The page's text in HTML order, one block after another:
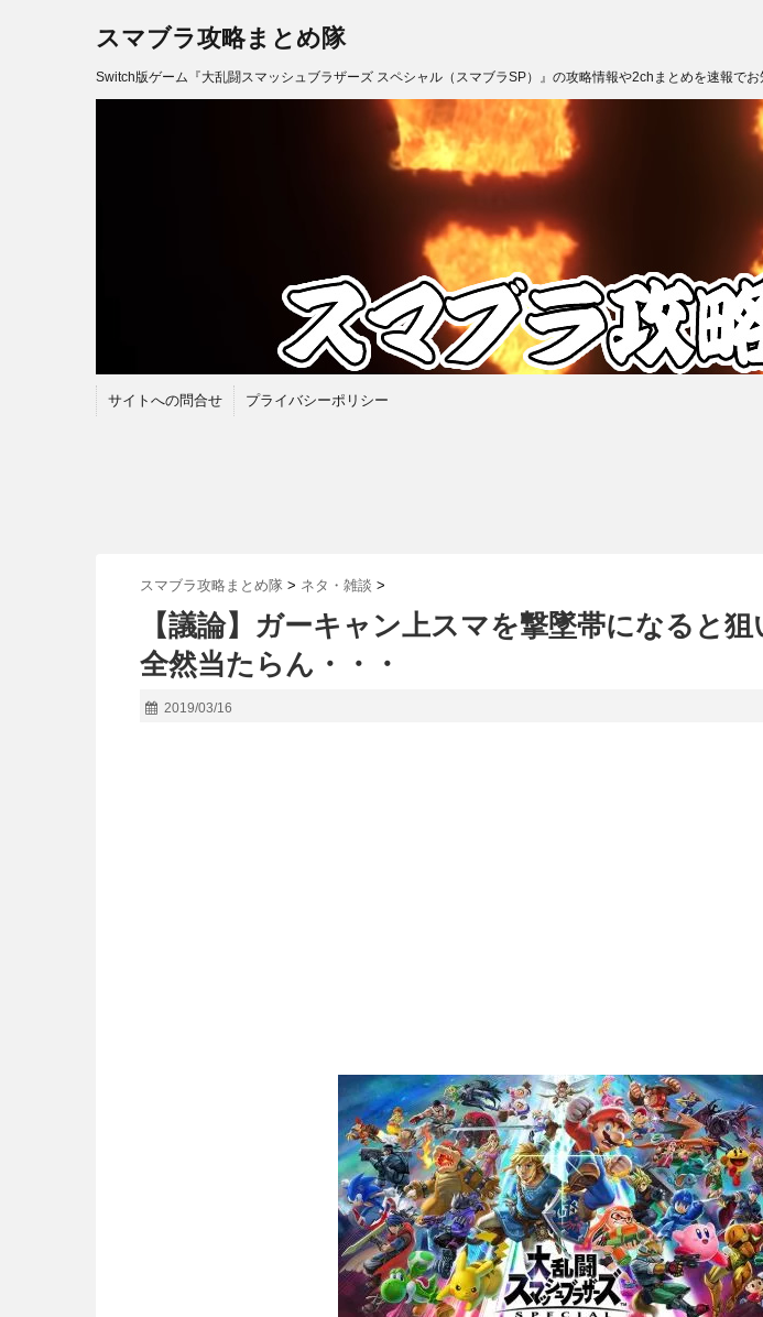
スマブラ攻略まとめ隊
Switch版ゲーム『大乱闘スマッシュブラザーズ スペシャル（スマブラSP）』の攻略情報や2chまとめを速報でお
サイトへの問合せ プライバシーポリシー
スマブラ攻略まとめ隊 > ネタ・雑談 >
【議論】ガーキャン上スマを撃墜帯になると
全然当たらん・・・
2019/03/16